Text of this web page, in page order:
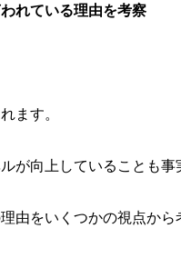
れている理由を考察
ます。
が向上していることも事
由をいくつかの視点から